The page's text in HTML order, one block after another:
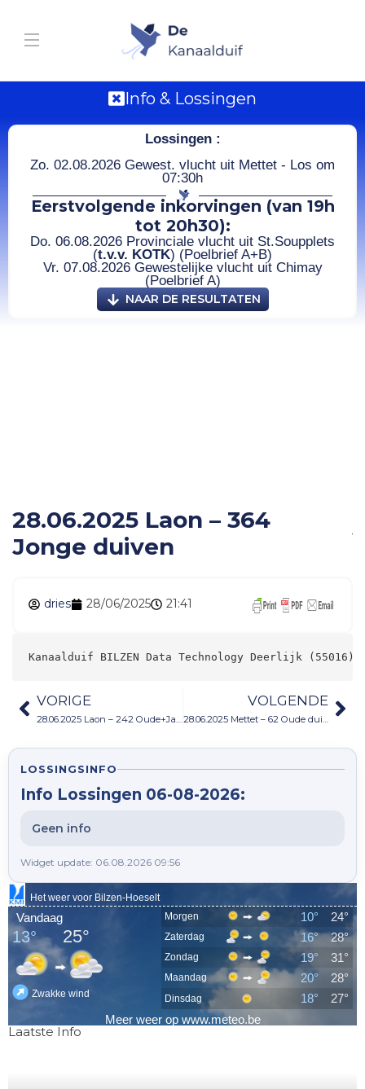
Info & Lossingen
Lossingen :
Zo. 02.08.2026 Gewest. vlucht uit Mettet - Los om
07:30h
Eerstvolgende inkorvingen (van 19h
tot 20h30):
Do. 06.08.2026 Provinciale vlucht uit St.Soupplets
(t.v.v. KOTK) (Poelbrief A+B)
Vr. 07.08.2026 Gewestelijke vlucht uit Chimay
(Poelbrief A)
NAAR DE RESULTATEN
28.06.2025 Laon – 364
Jonge duiven
dries 28/06/2025 21:41
Kanaalduif BILZEN Data Technology Deerlijk (55016)
VORIGE
28.06.2025 Laon – 242 Oude+Jaarduiven
VOLGENDE
28.06.2025 Mettet – 62 Oude duiven
LOSSINGSINFO
Info Lossingen 06-08-2026:
Geen info
Widget update: 06.08.2026 09:56
Laatste Info